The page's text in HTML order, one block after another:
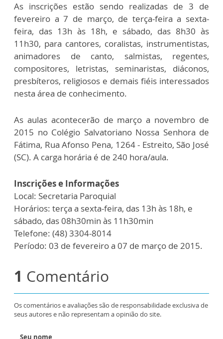
As inscrições estão sendo realizadas de 3 de
fevereiro a 7 de março, de terça-feira a sexta-
feira, das 13h às 18h, e sábado, das 8h30 às
11h30, para cantores, coralistas, instrumentistas,
animadores de canto, salmistas, regentes,
compositores, letristas, seminaristas, diáconos,
presbíteros, religiosos e demais fiéis interessados
nesta área de conhecimento.
As aulas acontecerão de março a novembro de
2015 no Colégio Salvatoriano Nossa Senhora de
Fátima, Rua Afonso Pena, 1264 - Estreito, São José
(SC). A carga horária é de 240 hora/aula.
Inscrições e Informações
Local: Secretaria Paroquial
Horários: terça a sexta-feira, das 13h às 18h, e
sábado, das 08h30min às 11h30min
Telefone: (48) 3304-8014
Período: 03 de fevereiro a 07 de março de 2015.
1 Comentário
Os comentários e avaliações são de responsabilidade exclusiva de
seus autores e não representam a opinião do site.